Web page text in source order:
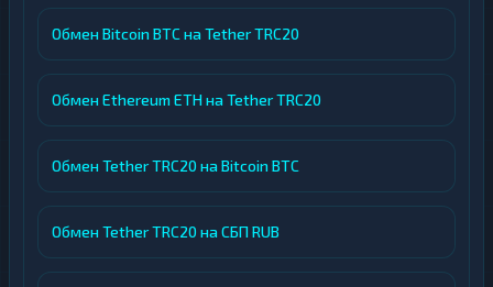
Обмен Bitcoin BTC на Tether TRC20
Обмен Ethereum ETH на Tether TRC20
Обмен Tether TRC20 на Bitcoin BTC
Обмен Tether TRC20 на СБП RUB